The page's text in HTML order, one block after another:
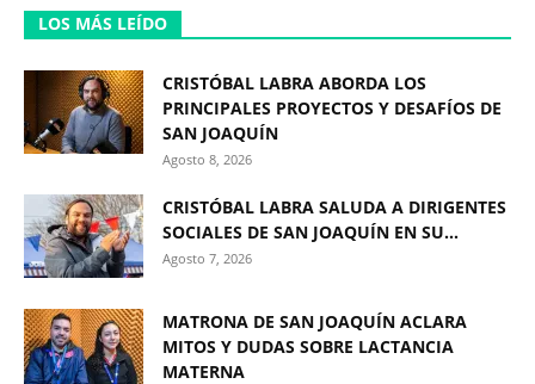
LOS MÁS LEÍDO
CRISTÓBAL LABRA ABORDA LOS
PRINCIPALES PROYECTOS Y DESAFÍOS DE
SAN JOAQUÍN
Agosto 8, 2026
CRISTÓBAL LABRA SALUDA A DIRIGENTES
SOCIALES DE SAN JOAQUÍN EN SU...
Agosto 7, 2026
MATRONA DE SAN JOAQUÍN ACLARA
MITOS Y DUDAS SOBRE LACTANCIA
MATERNA